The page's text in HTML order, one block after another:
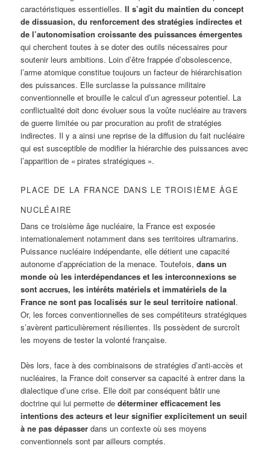
caractéristiques essentielles.Il s’agit du maintien du concept
de dissuasion, du renforcement des stratégies indirectes et
de l’autonomisation croissante des puissances émergentes
qui cherchent toutes à se doter des outils nécessaires pour
soutenir leurs ambitions. Loin d’être frappée d’obsolescence,
l’arme atomique constitue toujours un facteur de hiérarchisation
des puissances. Elle surclasse la puissance militaire
conventionnelle et brouille le calcul d’un agresseur potentiel. La
conflictualité doit donc évoluer sous la voûte nucléaire au travers
de guerre limitée ou par procuration au profit de stratégies
indirectes. Il y a ainsi une reprise de la diffusion du fait nucléaire
qui est susceptible de modifier la hiérarchie des puissances avec
l’apparition de « pirates stratégiques ».
PLACE DE LA FRANCE DANS LE TROISIÈME ÂGE
NUCLÉAIRE
Dans ce troisième âge nucléaire, la France est exposée
internationalement notamment dans ses territoires ultramarins.
Puissance nucléaire indépendante, elle détient une capacité
autonome d’appréciation de la menace. Toutefois,dans un
monde où les interdépendances et les interconnexions se
sont accrues, les intérêts matériels et immatériels de la
France ne sont pas localisés sur le seul territoire national.
Or, les forces conventionnelles de ses compétiteurs stratégiques
s’avèrent particulièrement résilientes. Ils possèdent de surcroît
les moyens de tester la volonté française.
Dès lors, face à des combinaisons de stratégies d’anti-accès et
nucléaires, la France doit conserver sa capacité à entrer dans la
dialectique d’une crise. Elle doit par conséquent bâtir une
doctrine qui lui permette dedéterminer efficacement les
intentions des acteurs et leur signifier explicitement un seuil
à ne pas dépasserdans un contexte où ses moyens
conventionnels sont par ailleurs comptés.